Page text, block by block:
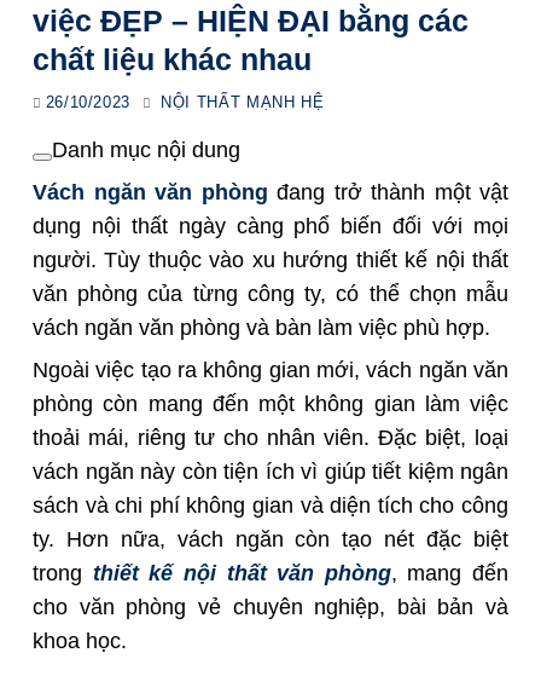
việc ĐẸP – HIỆN ĐẠI bằng các
chất liệu khác nhau
26/10/2023 NỘI THẤT MẠNH HỆ
Danh mục nội dung
Vách ngăn văn phòng đang trở thành một vật
dụng nội thất ngày càng phổ biến đối với mọi
người. Tùy thuộc vào xu hướng thiết kế nội thất
văn phòng của từng công ty, có thể chọn mẫu
vách ngăn văn phòng và bàn làm việc phù hợp.
Ngoài việc tạo ra không gian mới, vách ngăn văn
phòng còn mang đến một không gian làm việc
thoải mái, riêng tư cho nhân viên. Đặc biệt, loại
vách ngăn này còn tiện ích vì giúp tiết kiệm ngân
sách và chi phí không gian và diện tích cho công
ty. Hơn nữa, vách ngăn còn tạo nét đặc biệt
trong thiết kế nội thất văn phòng, mang đến
cho văn phòng vẻ chuyên nghiệp, bài bản và
khoa học.